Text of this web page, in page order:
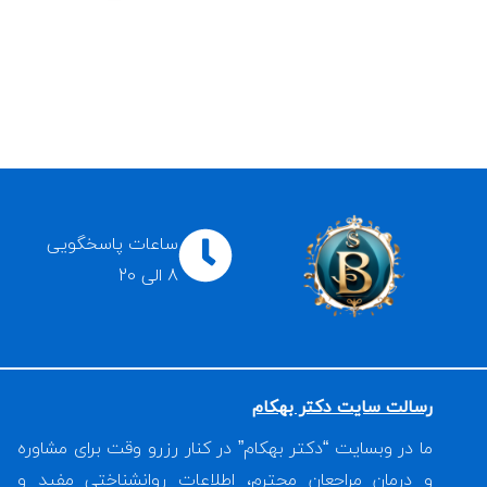
ساعات پاسخگویی
8 الی 20
رسالت سایت دکتر بهکام
ما در وبسایت “دکتر بهکام” در کنار رزرو وقت برای مشاوره
و درمان مراجعان محترم، اطلاعات روانشناختی مفید و